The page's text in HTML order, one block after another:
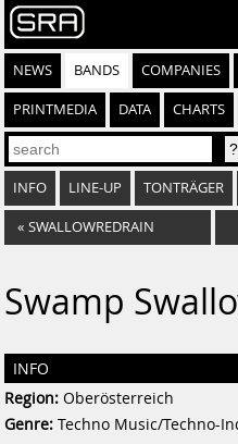
NEWS BANDS COMPANIES
PRINTMEDIA DATA CHARTS
INFO LINE-UP TONTRÄGER
« SWALLOWREDRAIN
Swamp
INFO
Region: Oberösterreich
Genre: Techno Music/Techno-